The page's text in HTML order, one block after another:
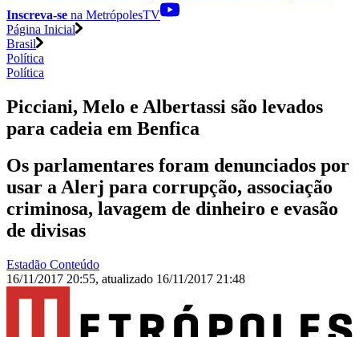
Inscreva-se na MetrópolesTV
Página Inicial
Brasil
Política
Política
Picciani, Melo e Albertassi são levados
para cadeia em Benfica
Os parlamentares foram denunciados por
usar a Alerj para corrupção, associação
criminosa, lavagem de dinheiro e evasão
de divisas
Estadão Conteúdo
16/11/2017 20:55, atualizado 16/11/2017 21:48